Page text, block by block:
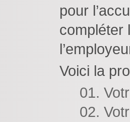
pour
compléter
Voici la